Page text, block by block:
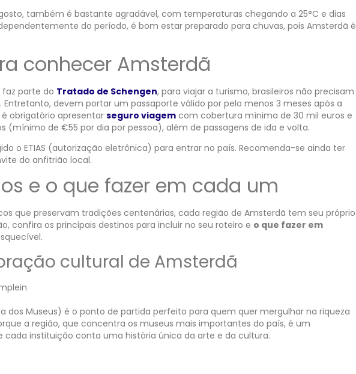
também é bastante agradável, com temperaturas chegando a 25°C e dias
do período, é bom estar preparado para chuvas, pois Amsterdã é
conhecer Amsterdã
parte do Tratado de Schengen, para viajar a turismo, brasileiros não precisam
devem portar um passaporte válido por pelo menos 3 meses após a
obrigatório apresentar seguro viagem com cobertura mínima de 30 mil euros e
(mínimo de €55 por dia por pessoa), além de passagens de ida e volta.
o ETIAS (autorização eletrônica) para entrar no país. Recomenda-se ainda ter
do anfitrião local.
e o que fazer em cada um
que preservam tradições centenárias, cada região de Amsterdã tem seu próprio
confira os principais destinos para incluir no seu roteiro e o que fazer em
cultural de Amsterdã
dos Museus) é o ponto de partida perfeito para quem quer mergulhar na riqueza
a região, que concentra os museus mais importantes do país, é um
instituição conta uma história única da arte e da cultura.